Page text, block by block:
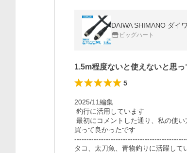
DAIWA SHIMANO ダイ
ビッグハート
1.5m程度ないと使えないと思っ
5
2025/11編集
買って良かったです
タコ、太刀魚、青物釣りに活躍して